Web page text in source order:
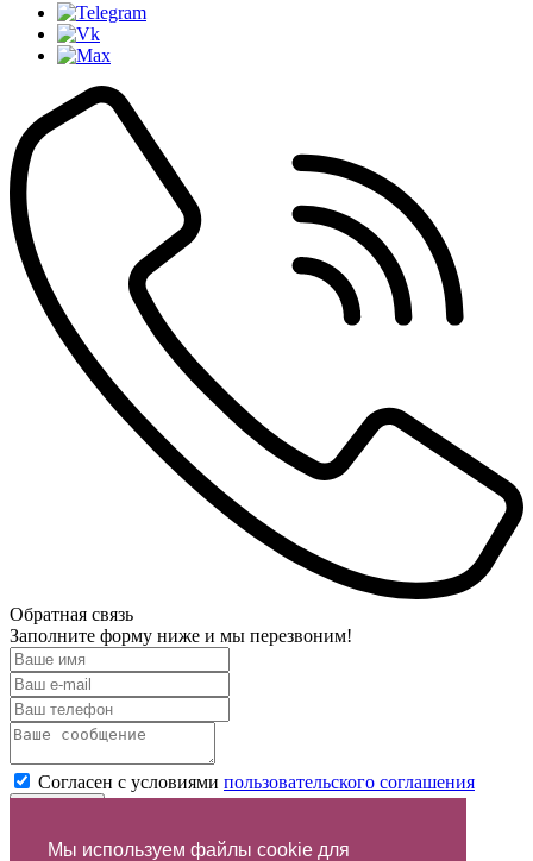
Мы используем файлы cookie для
Обратная связь
Заполните форму ниже и мы перезвоним!
Согласен с условиями пользовательского соглашения